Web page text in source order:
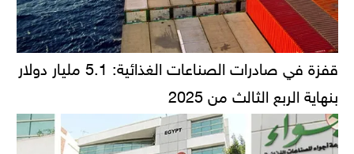
قفزة في صادرات الصناعات الغذائية: 5.1 مليار دولار
بنهاية الربع الثالث من 2025